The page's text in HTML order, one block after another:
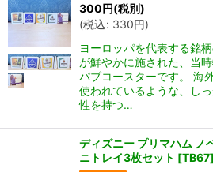
300円(税別)
(税込: 330円)
ヨーロッパを代表する銘
が鮮やかに施された、当
パブコースターです。 海
使われているような、し
性を持つ…
ディズニー プリマハム ノ
ニトレイ3枚セット [TB67]